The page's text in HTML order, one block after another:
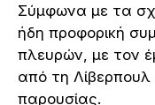
Σύμφωνα με τα
ήδη προφορική
πλευρών, με τον
από τη
παρουσίας.